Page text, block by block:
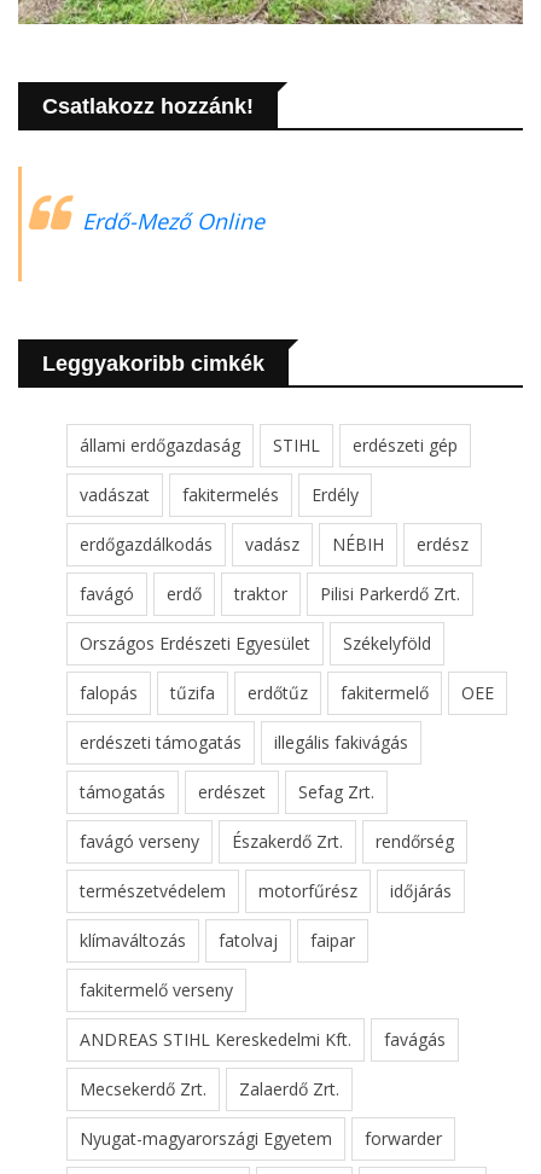
Csatlakozz hozzánk!
Erdő-Mező Online
Leggyakoribb cimkék
állami erdőgazdaság STIHL erdészeti gép
vadászat fakitermelés Erdély
erdőgazdálkodás vadász NÉBIH erdész
favágó erdő traktor Pilisi Parkerdő Zrt.
Országos Erdészeti Egyesület Székelyföld
falopás tűzifa erdőtűz fakitermelő OEE
erdészeti támogatás illegális fakivágás
támogatás erdészet Sefag Zrt.
favágó verseny Északerdő Zrt. rendőrség
természetvédelem motorfűrész időjárás
klímaváltozás fatolvaj faipar
fakitermelő verseny
ANDREAS STIHL Kereskedelmi Kft. favágás
Mecsekerdő Zrt. Zalaerdő Zrt.
Nyugat-magyarországi Egyetem forwarder